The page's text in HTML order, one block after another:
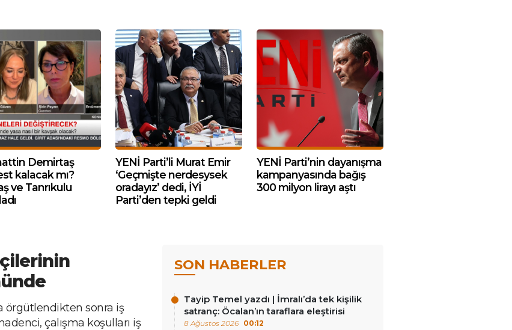
Demirtaş
kalacak mı?
ve Tanrıkulu
YENİ Parti’li Murat Emir
‘Geçmişte nerdesysek
oradayız’ dedi, İYİ
Parti’den tepki geldi
YENİ Parti’nin dayanışma
kampanyasında bağış
300 milyon lirayı aştı
örgütlendikten sonra iş
çalışma koşulları iş
SON HABERLER
Tayip Temel yazdı | İmralı’da tek kişilik
satranç: Öcalan’ın taraflara eleştirisi
8 Ağustos 2026 00:12